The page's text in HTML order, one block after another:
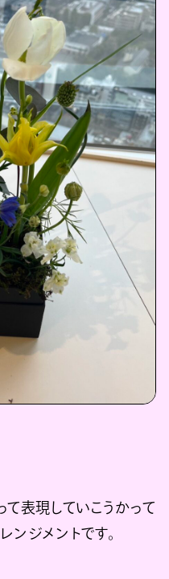
て表現していこうかって
ンジメントです。